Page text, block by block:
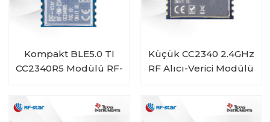
Kompakt BLE5.0 TI
CC2340R5 Modülü RF-
Küçük CC2340 2.4GHz
RF Alıcı-Verici Modülü